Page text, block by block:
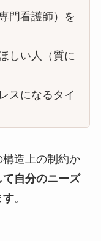
門看護師）を
しい人（質に
スになるタイ
構造上の制約か
自分のニーズ
す。